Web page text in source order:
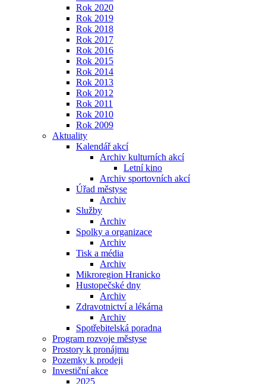
Rok 2020
Rok 2019
Rok 2018
Rok 2017
Rok 2016
Rok 2015
Rok 2014
Rok 2013
Rok 2012
Rok 2011
Rok 2010
Rok 2009
Aktuality
Kalendář akcí
Archiv kulturních akcí
Letní kino
Archiv sportovních akcí
Úřad městyse
Archiv
Služby
Archiv
Spolky a organizace
Archiv
Tisk a média
Archiv
Mikroregion Hranicko
Hustopečské dny
Archiv
Zdravotnictví a lékárna
Archiv
Spotřebitelská poradna
Program rozvoje městyse
Prostory k pronájmu
Pozemky k prodeji
Investiční akce
2025